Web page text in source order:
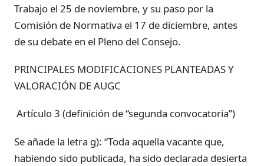
Trabajo el 25 de noviembre, y su paso por la
Comisión de Normativa el 17 de diciembre, antes
de su debate en el Pleno del Consejo.
PRINCIPALES MODIFICACIONES PLANTEADAS Y
VALORACIÓN DE AUGC
Artículo 3 (definición de “segunda convocatoria”)
Se añade la letra g): “Toda aquella vacante que,
habiendo sido publicada, ha sido declarada desierta